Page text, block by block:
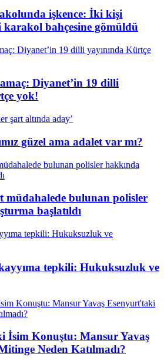
işkence: İki kişi
bahçesine gömüldü
Diyanet’in 19 dilli
yok!
güzel ama adalet var mı?
müdahalede bulunan polisler
başlatıldı
tepkili: Hukuksuzluk ve
İsim Konuştu: Mansur Yavaş
Neden Katılmadı?